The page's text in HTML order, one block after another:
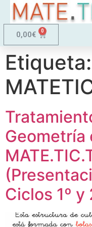
0,00€
Etiqueta:
Geometría
Ciclos 1º y